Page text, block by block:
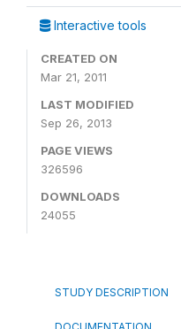
Interactive tools
CREATED ON
Mar 21, 2011
LAST MODIFIED
Sep 26, 2013
PAGE VIEWS
326596
DOWNLOADS
24055
STUDY DESCRIPTION